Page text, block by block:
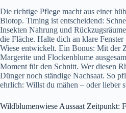
Die richtige Pflege macht aus einer
Biotop. Timing ist entscheidend:
Insekten Nahrung und
die Fläche. Halte dich an klare
Wiese entwickelt. Ein Bonus: Mit der
Margerite und Flockenblume
Moment für den Schnitt. Wer diesen
Dünger noch ständige Nachsaat. So
ehrlich: Willst du mähen – oder lieber
Wildblumenwiese Aussaat Zeitpunkt: